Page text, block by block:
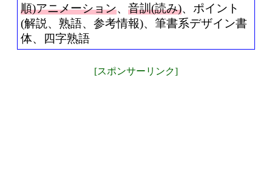
順)アニメーション、 音訓(読み)、ポイント
(解説、熟語、参考情報)、筆書系デザイン書
体、四字熟語
[スポンサーリンク]